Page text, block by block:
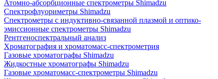
Атомно-абсорбционные спектрометры Shimadzu
Спектрофлуориметры Shimadzu
Спектрометры с индуктивно-связанной плазмой и оптико-
эмиссионные спектрометры Shimadzu
Рентгеноспектральный анализ
Хроматография и хроматомасс-спектрометрия
Газовые хроматографы Shimadzu
Жидкостные хроматографы Shimadzu
Газовые хроматомасс-спектрометры Shimadzu